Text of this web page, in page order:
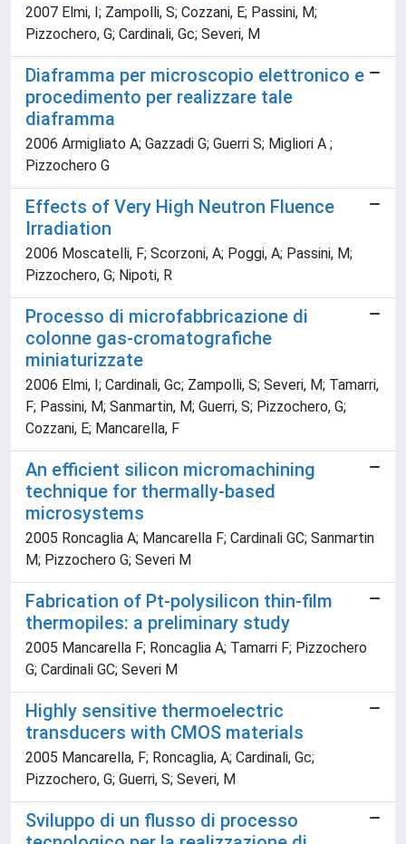
2007 Elmi, I; Zampolli, S; Cozzani, E; Passini, M;
Pizzochero, G; Cardinali, Gc; Severi, M
Diaframma per microscopio elettronico e
procedimento per realizzare tale
diaframma
2006 Armigliato A; Gazzadi G; Guerri S; Migliori A ;
Pizzochero G
Effects of Very High Neutron Fluence
Irradiation
2006 Moscatelli, F; Scorzoni, A; Poggi, A; Passini, M;
Pizzochero, G; Nipoti, R
Processo di microfabbricazione di
colonne gas-cromatografiche
miniaturizzate
2006 Elmi, I; Cardinali, Gc; Zampolli, S; Severi, M; Tamarri,
F; Passini, M; Sanmartin, M; Guerri, S; Pizzochero, G;
Cozzani, E; Mancarella, F
An efficient silicon micromachining
technique for thermally-based
microsystems
2005 Roncaglia A; Mancarella F; Cardinali GC; Sanmartin
M; Pizzochero G; Severi M
Fabrication of Pt-polysilicon thin-film
thermopiles: a preliminary study
2005 Mancarella F; Roncaglia A; Tamarri F; Pizzochero
G; Cardinali GC; Severi M
Highly sensitive thermoelectric
transducers with CMOS materials
2005 Mancarella, F; Roncaglia, A; Cardinali, Gc;
Pizzochero, G; Guerri, S; Severi, M
Sviluppo di un flusso di processo